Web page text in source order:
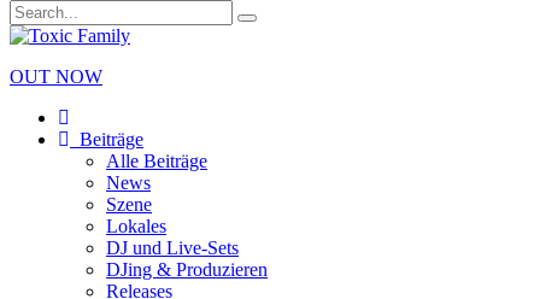
OUT NOW
Beiträge
Alle Beiträge
News
Szene
Lokales
DJ und Live-Sets
DJing & Produzieren
Releases